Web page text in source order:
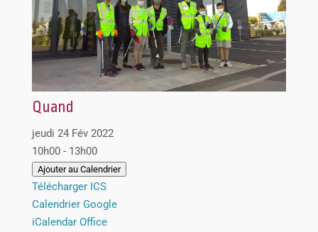
Quand
jeudi 24 Fév 2022
10h00 - 13h00
Ajouter au Calendrier
Télécharger ICS
Calendrier Google
iCalendar Office